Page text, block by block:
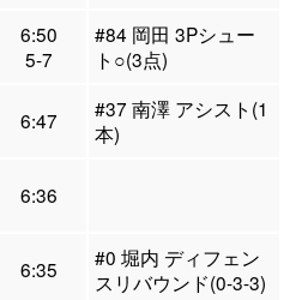
6:50
5-7
#84 岡田 3Pシュー
ト○(3点)
6:47
#37 南澤 アシスト(1
本)
6:36
6:35
#0 堀内 ディフェン
スリバウンド(0-3-3)